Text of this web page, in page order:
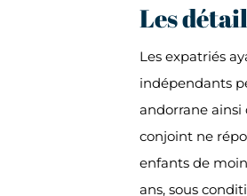
Les
Les expatriés
indépendants
andorrane ainsi
conjoint ne
enfants de
ans, sous